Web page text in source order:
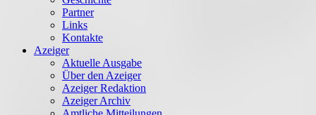
Partner
Links
Kontakte
Azeiger
Aktuelle Ausgabe
Über den Azeiger
Azeiger Redaktion
Azeiger Archiv